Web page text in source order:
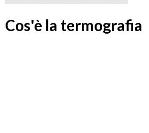
Cos'è la termografia